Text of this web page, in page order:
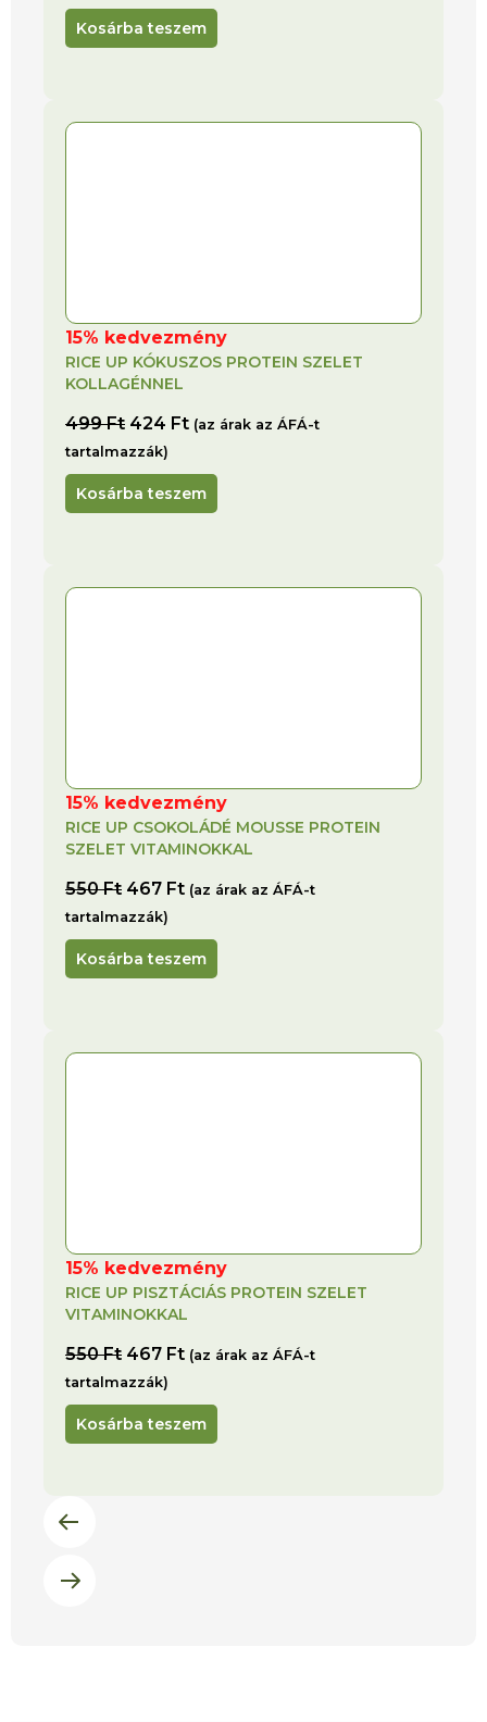
Kosárba teszem
15% kedvezmény
RICE UP KÓKUSZOS PROTEIN SZELET
KOLLAGÉNNEL
499Ft 424 Ft (az árak az ÁFÁ-t
tartalmazzák)
Kosárba teszem
15% kedvezmény
RICE UP CSOKOLÁDÉ MOUSSE PROTEIN
SZELET VITAMINOKKAL
550Ft 467 Ft (az árak az ÁFÁ-t
tartalmazzák)
Kosárba teszem
15% kedvezmény
RICE UP PISZTÁCIÁS PROTEIN SZELET
VITAMINOKKAL
550Ft 467 Ft (az árak az ÁFÁ-t
tartalmazzák)
Kosárba teszem